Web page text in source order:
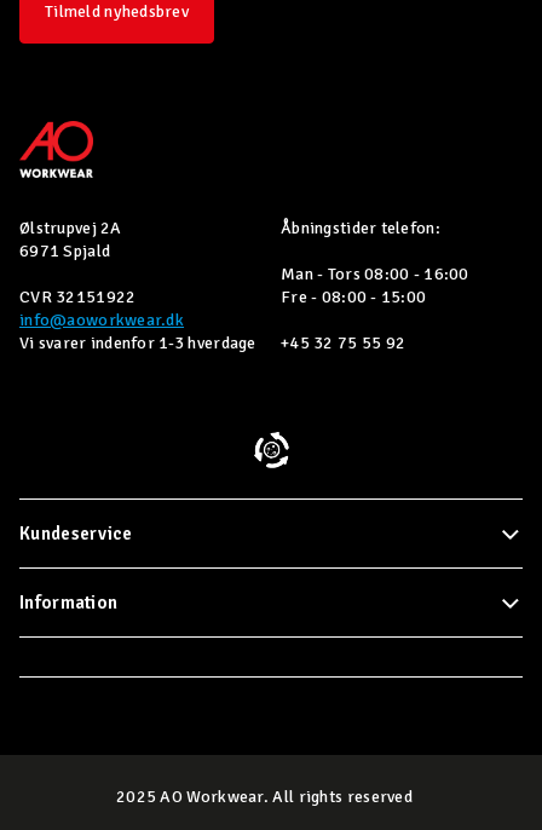
Tilmeld nyhedsbrev
Ølstrupvej 2A
6971 Spjald
CVR 32151922
info@aoworkwear.dk
Vi svarer indenfor 1-3 hverdage
Åbningstider telefon:
Man - Tors 08:00 - 16:00
Fre - 08:00 - 15:00
+45 32 75 55 92
Kundeservice
Information
2025 AO Workwear. All rights reserved